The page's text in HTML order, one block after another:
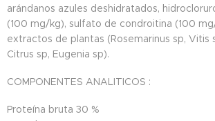
arándanos azules deshidratados,
(100 mg/kg), sulfato de condroitina (100
extractos de plantas (Rosemarinus sp, Vitis
Citrus sp, Eugenia sp).
COMPONENTES ANALITICOS :
Proteína bruta 30 %